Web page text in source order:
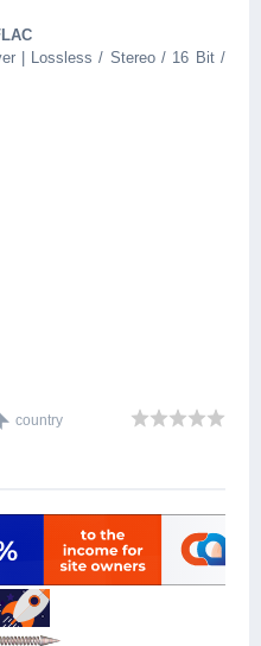
| Lossless / Stereo / 16 Bit /
country